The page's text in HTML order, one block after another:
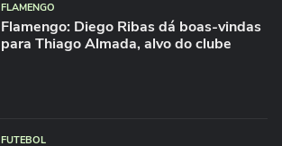
FLAMENGO
Flamengo: Diego Ribas dá boas-vindas
para Thiago Almada, alvo do clube
FUTEBOL